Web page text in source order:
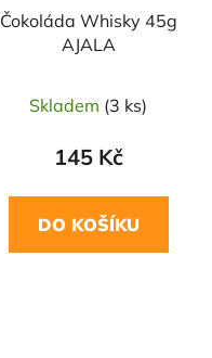
Čokoláda Whisky 45g
AJALA
Skladem (3 ks)
145 Kč
DO KOŠÍKU